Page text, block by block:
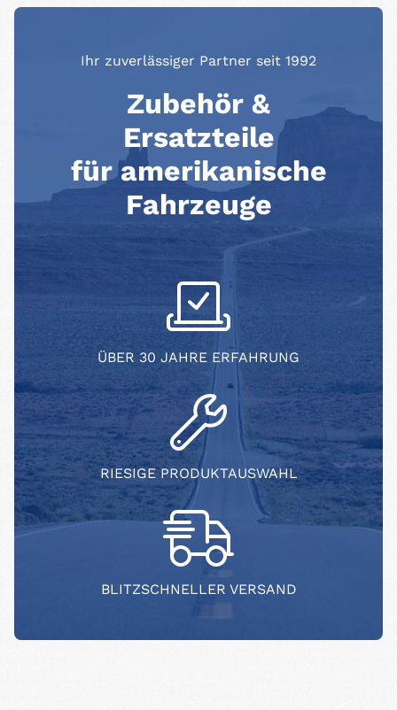
Ihr zuverlässiger Partner seit 1992
Zubehör &
Ersatzteile
für amerikanische
Fahrzeuge
ÜBER 30 JAHRE ERFAHRUNG
RIESIGE PRODUKTAUSWAHL
BLITZSCHNELLER VERSAND